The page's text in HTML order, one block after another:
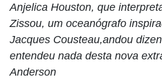
Anjelica Houston, que
Zissou, um oceanógrafo
Jacques Cousteau,andou
entendeu nada desta nova
Anderson